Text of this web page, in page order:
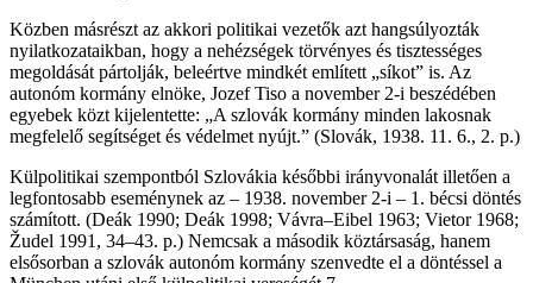
Közben másrészt az akkori politikai vezetők azt hangsúlyozták
nyilatkozataikban, hogy a nehézségek törvényes és tisztességes
megoldását pártolják, beleértve mindkét említett „síkot” is. Az
autonóm kormány elnöke, Jozef Tiso a november 2-i beszédében
egyebek közt kijelentette: „A szlovák kormány minden lakosnak
megfelelő segítséget és védelmet nyújt.” (Slovák, 1938. 11. 6., 2. p.)
Külpolitikai szempontból Szlovákia későbbi irányvonalát illetően a
legfontosabb eseménynek az – 1938. november 2-i – 1. bécsi döntés
számított. (Deák 1990; Deák 1998; Vávra–Eibel 1963; Vietor 1968;
Žudel 1991, 34–43. p.) Nemcsak a második köztársaság, hanem
elsősorban a szlovák autonóm kormány szenvedte el a döntéssel a